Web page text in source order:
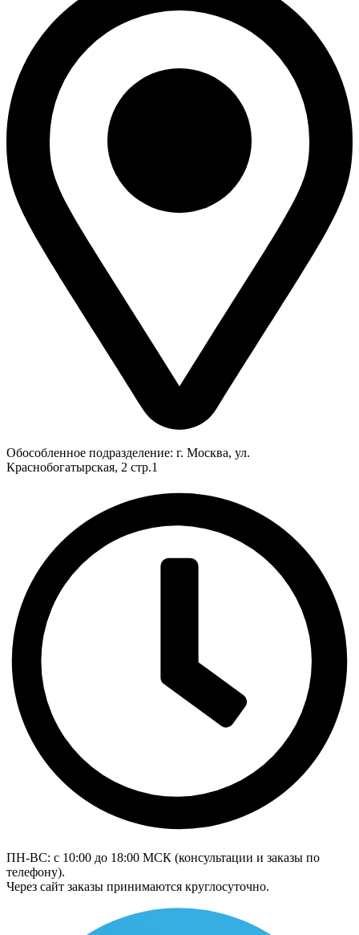
Обособленное подразделение: г. Москва, ул.
Краснобогатырская, 2 стр.1
ПН-ВС: с 10:00 до 18:00 МСК (консультации и заказы по
телефону).
Через сайт заказы принимаются круглосуточно.